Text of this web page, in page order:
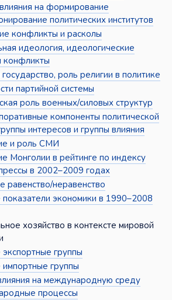
на формирование
политических институтов
конфликты и расколы
идеология, идеологические
конфликты
роль религии в политике
партийной системы
роль военных/силовых структур
компоненты политической
интересов и группы влияния
и роль СМИ
Монголии в рейтинге по индексу
в 2002–2009 годах
равенство/неравенство
экономики в 1990–2008
хозяйство в контексте мировой
группы
группы
на международную среду
процессы